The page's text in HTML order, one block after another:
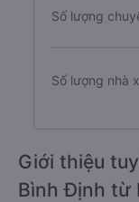
Số lượng
Số lượng nhà
Giới thiệu
Bình Định từ